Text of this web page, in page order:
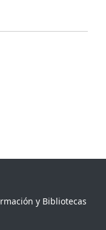
y Bibliotecas